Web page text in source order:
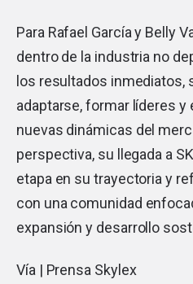
Para Rafael García y Belly
dentro de la industria no
los resultados inmediatos,
adaptarse, formar líderes y
nuevas dinámicas del
perspectiva, su llegada a
etapa en su trayectoria y
con una comunidad
expansión y desarrollo
Vía | Prensa Skylex